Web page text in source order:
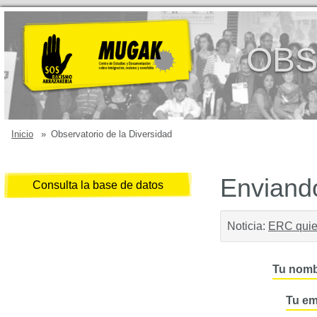
Inicio » Observatorio de la Diversidad
Consulta la base de datos
Noticia: ERC
Tu
Tu